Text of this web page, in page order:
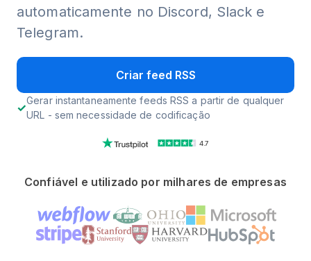
automaticamente no Discord, Slack e
Telegram.
Criar feed RSS
Gerar instantaneamente feeds RSS a partir de qualquer
URL - sem necessidade de codificação
4.7
Confiável e utilizado por milhares de empresas